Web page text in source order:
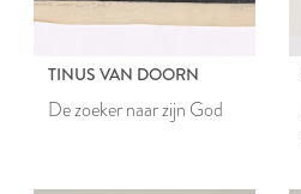
TINUS VAN DOORN
De zoeker naar zijn God